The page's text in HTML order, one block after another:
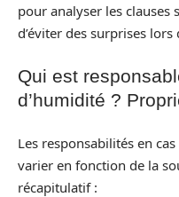
pour analyser les clauses
d’éviter des surprises lors
Qui est
d’humidité ?
Les responsabilités en
varier en fonction de la
récapitulatif :